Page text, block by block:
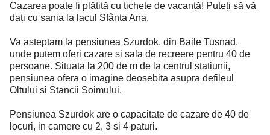
Cazarea poate fi plătită cu tichete de vacanță! Puteți să vă
dați cu sania la lacul Sfânta Ana.
Va asteptam la pensiunea Szurdok, din Baile Tusnad,
unde putem oferi cazare si sala de recreere pentru 40 de
persoane. Situata la 200 de m de la centrul statiunii,
pensiunea ofera o imagine deosebita asupra defileul
Oltului si Stancii Soimului.
Pensiunea Szurdok are o capacitate de cazare de 40 de
locuri, in camere cu 2, 3 si 4 paturi.